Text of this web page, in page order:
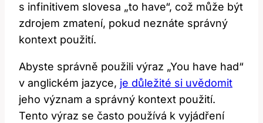
s infinitivem slovesa „to have“, což může být
zdrojem zmatení, pokud neznáte správný
kontext použití.
Abyste správně použili výraz „You have had“
v anglickém jazyce, je důležité si uvědomit
jeho význam a správný kontext použití.
Tento výraz se často používá k vyjádření